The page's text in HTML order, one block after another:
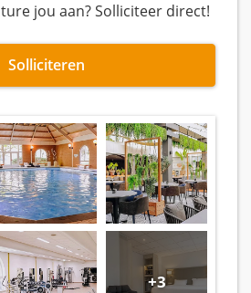
jou aan? Solliciteer direct!
Solliciteren
+3